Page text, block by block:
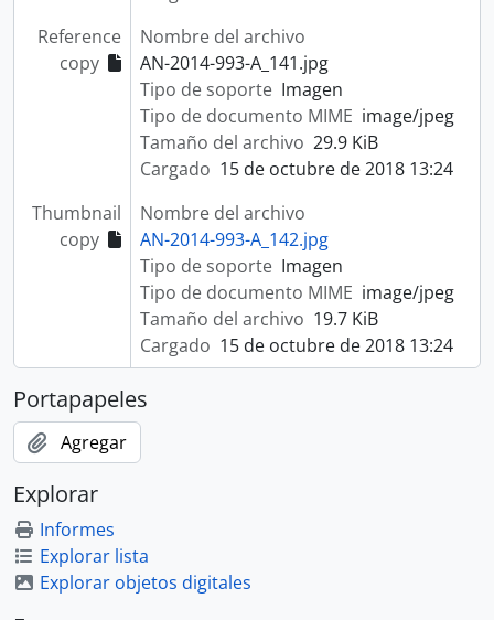
Reference
copy
Nombre del archivo
AN-2014-993-A_141.jpg
Tipo de soporte Imagen
Tipo de documento MIME image/jpeg
Tamaño del archivo 29.9 KiB
Cargado 15 de octubre de 2018 13:24
Thumbnail
copy
Nombre del archivo
AN-2014-993-A_142.jpg
Tipo de soporte Imagen
Tipo de documento MIME image/jpeg
Tamaño del archivo 19.7 KiB
Cargado 15 de octubre de 2018 13:24
Portapapeles
Agregar
Explorar
Informes
Explorar lista
Explorar objetos digitales